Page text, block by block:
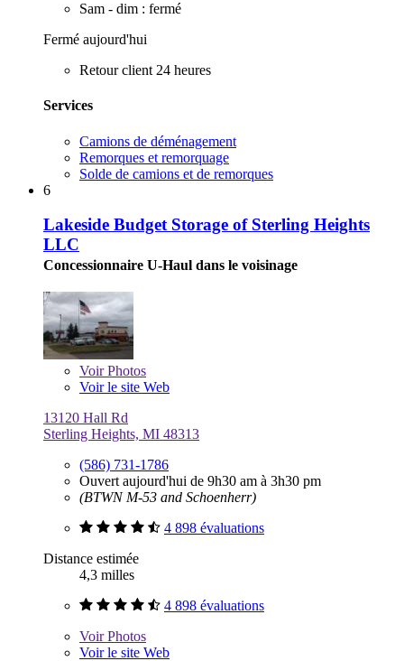
Sam - dim : fermé
Fermé aujourd'hui
Retour client 24 heures
Services
Camions de déménagement
Remorques et remorquage
Solde de camions et de remorques
6
Lakeside Budget Storage of Sterling Heights
LLC
Concessionnaire U-Haul dans le voisinage
VoirPhotos
Voir le site Web
13120 Hall Rd
Sterling Heights, MI 48313
(586) 731-1786
Ouvert aujourd'hui de 9h30 am à 3h30 pm
(BTWN M-53 and Schoenherr)
4 898 évaluations
Distance estimée
4,3 milles
4 898 évaluations
VoirPhotos
Voir le site Web